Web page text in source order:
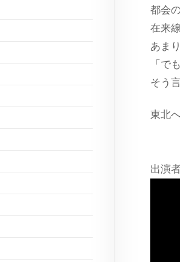
都会
在来
あま
「で
そう
東北
出演